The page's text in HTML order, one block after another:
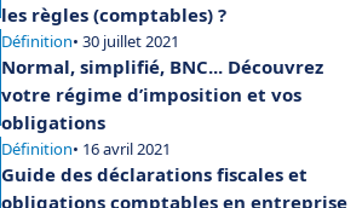
les règles (comptables) ?
Définition• 30 juillet 2021
Normal, simplifié, BNC... Découvrez
votre régime d’imposition et vos
obligations
Définition• 16 avril 2021
Guide des déclarations fiscales et
obligations comptables en entreprise